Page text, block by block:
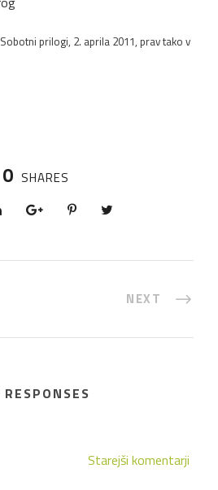
prilogi, 2. aprila 2011, prav tako v
0 SHARES
NEXT
Starejši komentarji